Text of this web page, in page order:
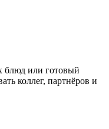
блюд или готовый
коллег, партнёров и